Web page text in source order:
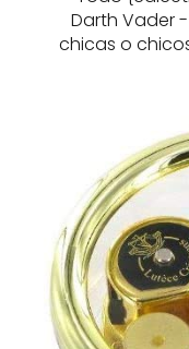
Darth Vader
chicas o